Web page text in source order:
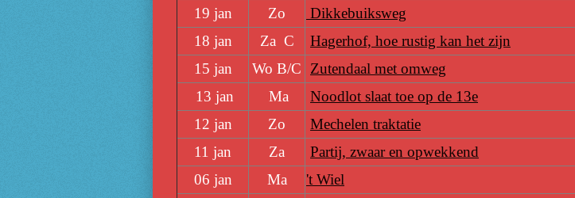
19 jan
Zo Dikkebuiksweg
18 jan
Za C Hagerhof, hoe rustig kan het zijn
15 jan
Wo B/C Zutendaal met omweg
13 jan
Ma Noodlot slaat toe op de 13e
12 jan
Zo Mechelen traktatie
11 jan
Za Partij, zwaar en opwekkend
06 jan
Ma 't Wiel